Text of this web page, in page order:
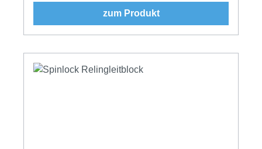
zum Produkt